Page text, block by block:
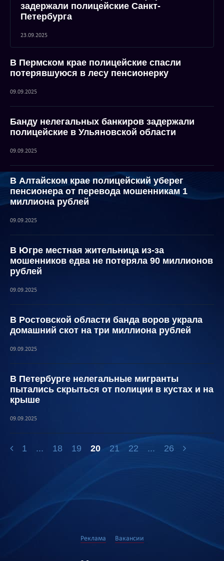
задержали полицейские Санкт-
Петербурга
23.09.2025
В Пермском крае полицейские спасли
потерявшуюся в лесу пенсионерку
09.09.2025
Банду нелегальных банкиров задержали
полицейские в Ульяновской области
09.09.2025
В Алтайском крае полицейский уберег
пенсионера от перевода мошенникам 1
миллиона рублей
09.09.2025
В Югре местная жительница из-за
мошенников едва не потеряла 90 миллионов
рублей
09.09.2025
В Ростовской области банда воров украла
домашний скот на три миллиона рублей
09.09.2025
В Петербурге нелегальные мигранты
пытались скрыться от полиции в кустах и на
крыше
09.09.2025
1 ... 18 19 20 21 22 ... 26
Реклама Вакансии